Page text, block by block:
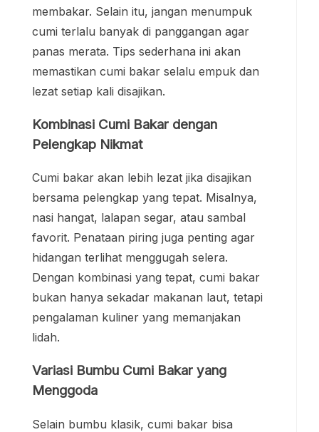
membakar. Selain itu, jangan menumpuk
cumi terlalu banyak di panggangan agar
panas merata. Tips sederhana ini akan
memastikan cumi bakar selalu empuk dan
lezat setiap kali disajikan.
Kombinasi Cumi Bakar dengan
Pelengkap Nikmat
Cumi bakar akan lebih lezat jika disajikan
bersama pelengkap yang tepat. Misalnya,
nasi hangat, lalapan segar, atau sambal
favorit. Penataan piring juga penting agar
hidangan terlihat menggugah selera.
Dengan kombinasi yang tepat, cumi bakar
bukan hanya sekadar makanan laut, tetapi
pengalaman kuliner yang memanjakan
lidah.
Variasi Bumbu Cumi Bakar yang
Menggoda
Selain bumbu klasik, cumi bakar bisa